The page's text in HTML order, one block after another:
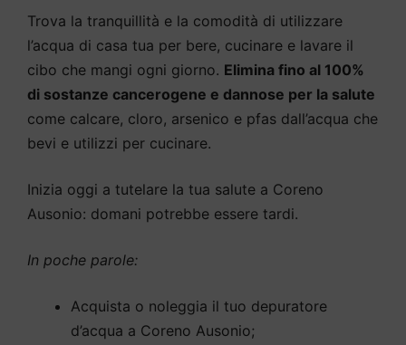
Trova la tranquillità e la comodità di utilizzare
l’acqua di casa tua per bere, cucinare e lavare il
cibo che mangi ogni giorno. Elimina fino al 100%
di sostanze cancerogene e dannose per la salute
come calcare, cloro, arsenico e pfas dall’acqua che
bevi e utilizzi per cucinare.
Inizia oggi a tutelare la tua salute a Coreno
Ausonio: domani potrebbe essere tardi.
In poche parole:
Acquista o noleggia il tuo depuratore
d’acqua a Coreno Ausonio;